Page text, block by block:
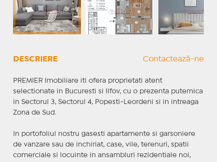
DESCRIERE Contactează-ne
PREMIER Imobiliare iti ofera proprietati atent
selectionate in Bucuresti si Ilfov, cu o prezenta puternica
in Sectorul 3, Sectorul 4, Popesti-Leordeni si in intreaga
Zona de Sud.
In portofoliul nostru gasesti apartamente si garsoniere
de vanzare sau de inchiriat, case, vile, terenuri, spatii
comerciale si locuinte in ansambluri rezidentiale noi,